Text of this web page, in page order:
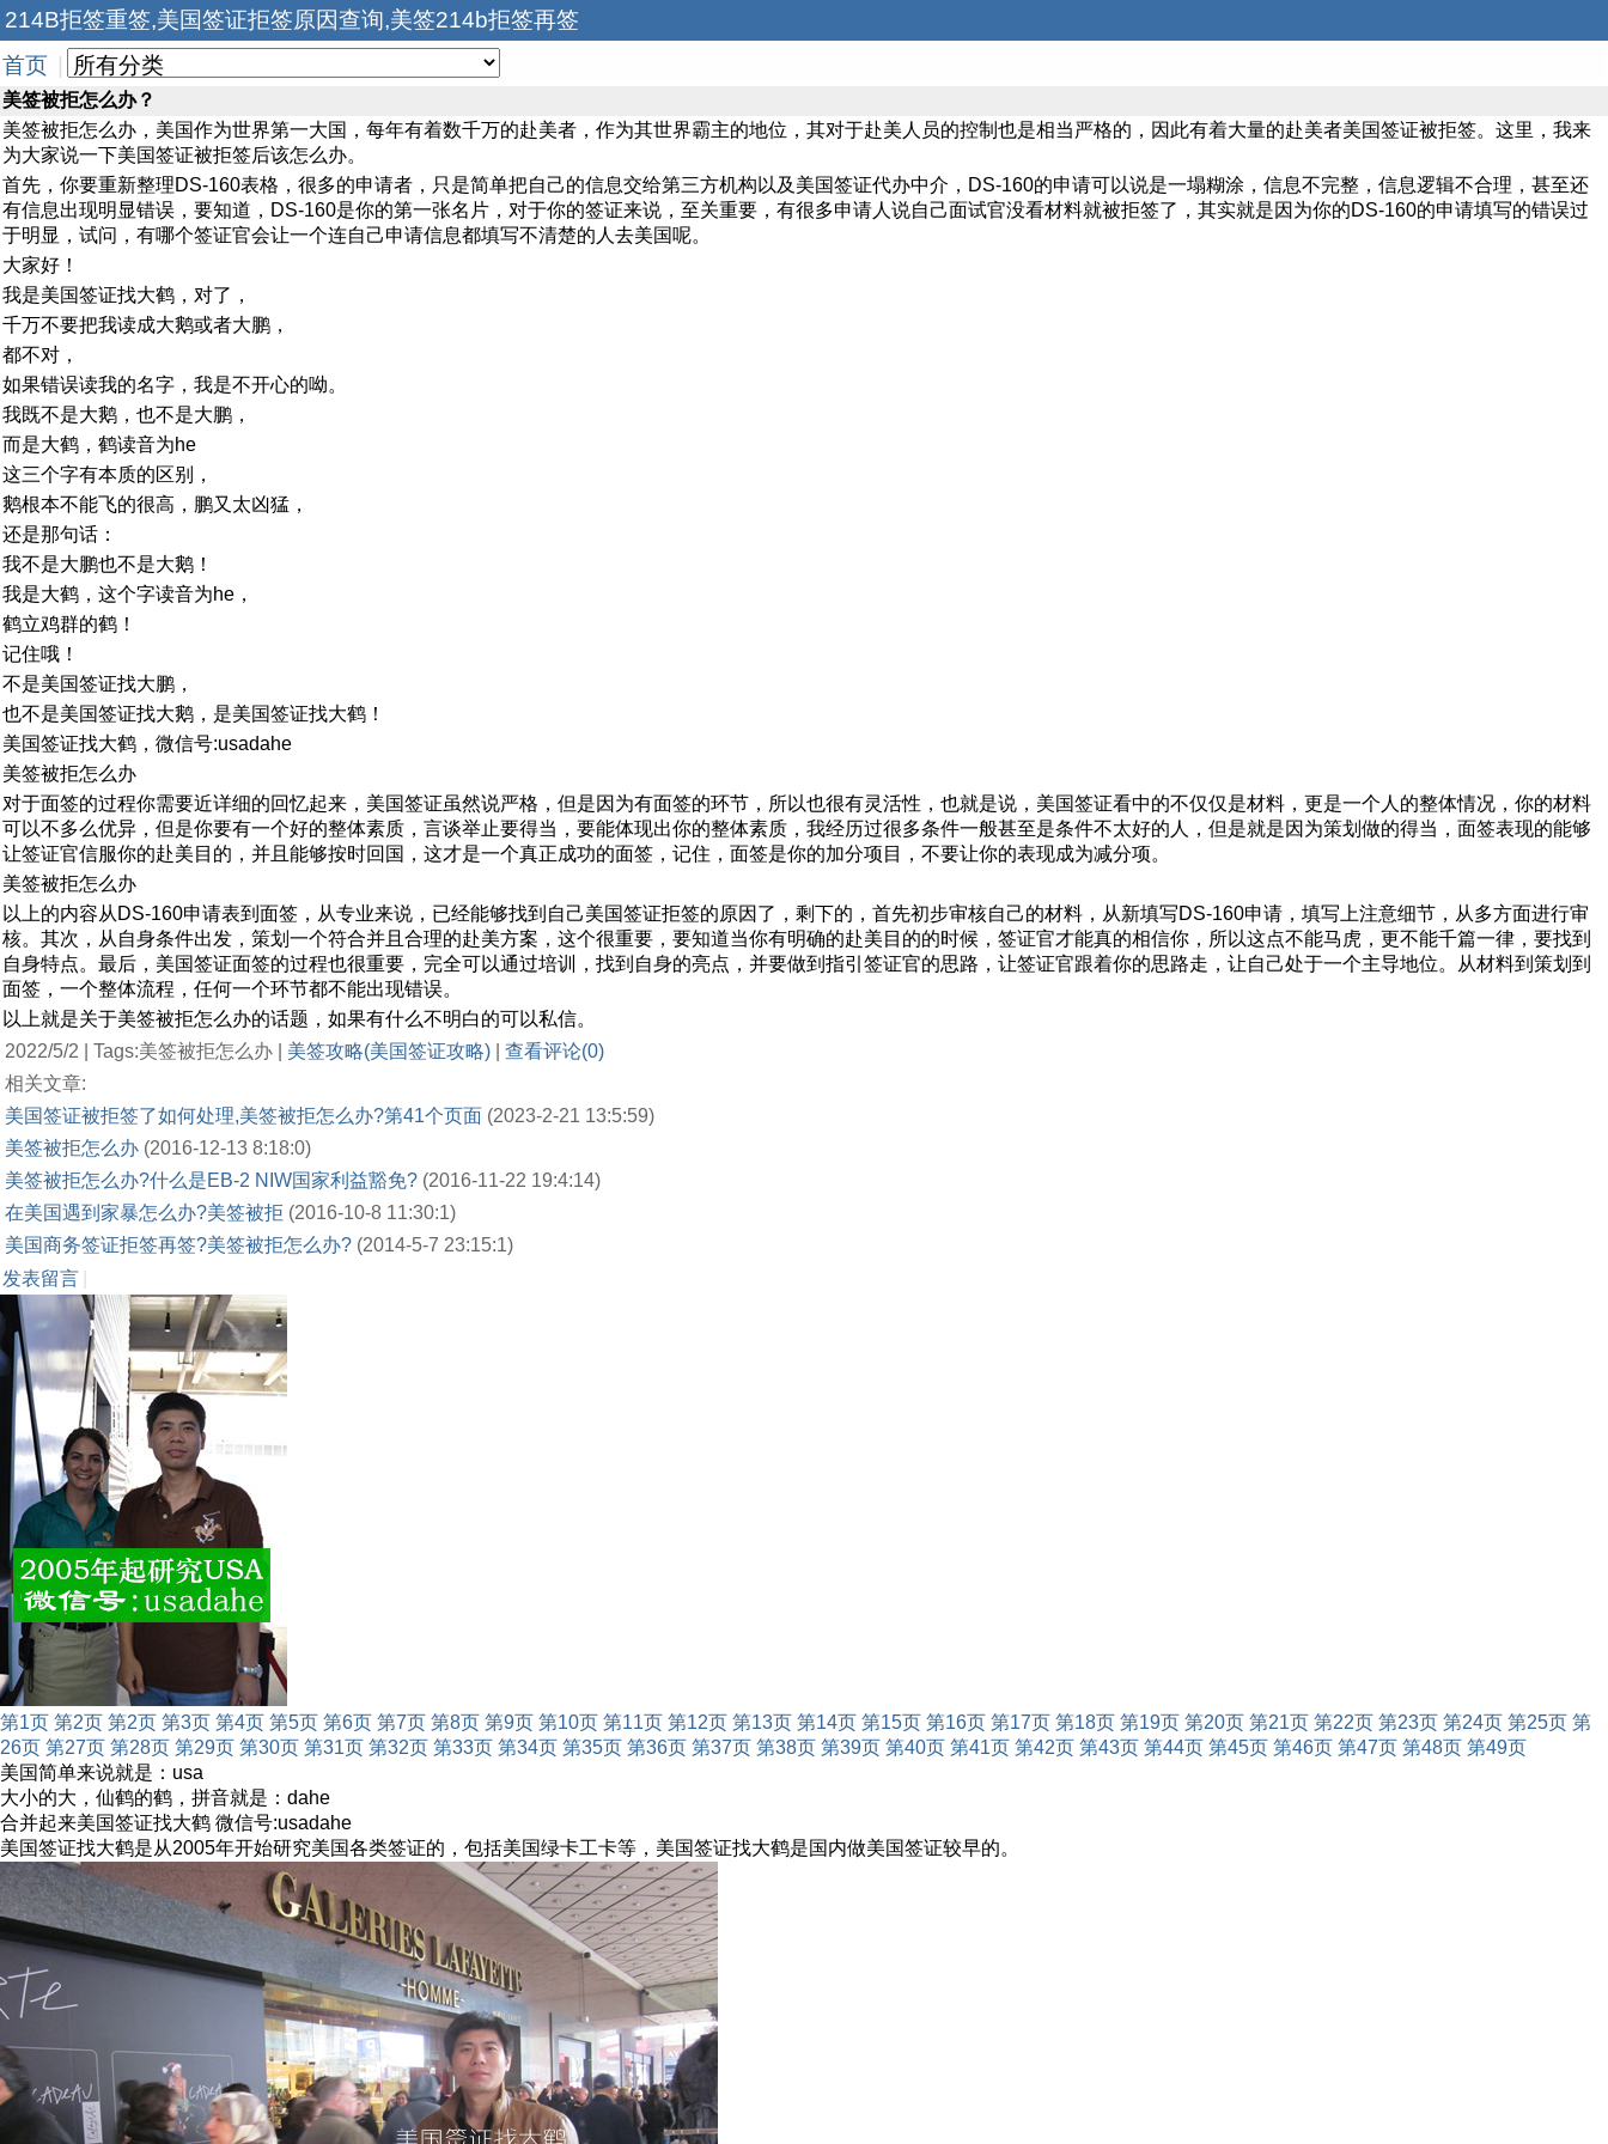
214B拒签重签,美国签证拒签原因查询,美签214b拒签再签
首页
美签被拒怎么办？
美签被拒怎么办，美国作为世界第一大国，每年有着数千万的赴美者，作为其世界霸主的地位，其对于赴美人员的控制也是相当严格的，因此有着大量的赴美者美国签证被拒签。这里，我来
为大家说一下美国签证被拒签后该怎么办。
首先，你要重新整理DS-160表格，很多的申请者，只是简单把自己的信息交给第三方机构以及美国签证代办中介，DS-160的申请可以说是一塌糊涂，信息不完整，信息逻辑不合理，甚至还
有信息出现明显错误，要知道，DS-160是你的第一张名片，对于你的签证来说，至关重要，有很多申请人说自己面试官没看材料就被拒签了，其实就是因为你的DS-160的申请填写的错误过
于明显，试问，有哪个签证官会让一个连自己申请信息都填写不清楚的人去美国呢。
大家好！
我是美国签证找大鹤，对了，
千万不要把我读成大鹅或者大鹏，
都不对，
如果错误读我的名字，我是不开心的呦。
我既不是大鹅，也不是大鹏，
而是大鹤，鹤读音为he
这三个字有本质的区别，
鹅根本不能飞的很高，鹏又太凶猛，
还是那句话：
我不是大鹏也不是大鹅！
我是大鹤，这个字读音为he，
鹤立鸡群的鹤！
记住哦！
不是美国签证找大鹏，
也不是美国签证找大鹅，是美国签证找大鹤！
美国签证找大鹤，微信号:usadahe
美签被拒怎么办
对于面签的过程你需要近详细的回忆起来，美国签证虽然说严格，但是因为有面签的环节，所以也很有灵活性，也就是说，美国签证看中的不仅仅是材料，更是一个人的整体情况，你的材料
可以不多么优异，但是你要有一个好的整体素质，言谈举止要得当，要能体现出你的整体素质，我经历过很多条件一般甚至是条件不太好的人，但是就是因为策划做的得当，面签表现的能够
让签证官信服你的赴美目的，并且能够按时回国，这才是一个真正成功的面签，记住，面签是你的加分项目，不要让你的表现成为减分项。
美签被拒怎么办
以上的内容从DS-160申请表到面签，从专业来说，已经能够找到自己美国签证拒签的原因了，剩下的，首先初步审核自己的材料，从新填写DS-160申请，填写上注意细节，从多方面进行审
核。其次，从自身条件出发，策划一个符合并且合理的赴美方案，这个很重要，要知道当你有明确的赴美目的的时候，签证官才能真的相信你，所以这点不能马虎，更不能千篇一律，要找到
自身特点。最后，美国签证面签的过程也很重要，完全可以通过培训，找到自身的亮点，并要做到指引签证官的思路，让签证官跟着你的思路走，让自己处于一个主导地位。从材料到策划到
面签，一个整体流程，任何一个环节都不能出现错误。
以上就是关于美签被拒怎么办的话题，如果有什么不明白的可以私信。
2022/5/2 | Tags:美签被拒怎么办 | 美签攻略(美国签证攻略)
查看评论(0)
相关文章:
美国签证被拒签了如何处理,美签被拒怎么办?第41个页面 (2023-2-21 13:5:59)
美签被拒怎么办 (2016-12-13 8:18:0)
美签被拒怎么办?什么是EB-2 NIW国家利益豁免? (2016-11-22 19:4:14)
在美国遇到家暴怎么办?美签被拒 (2016-10-8 11:30:1)
美国商务签证拒签再签?美签被拒怎么办? (2014-5-7 23:15:1)
发表留言
第1页 第2页 第2页 第3页 第4页 第5页 第6页 第7页 第8页 第9页 第10页 第11页 第12页 第13页 第14页 第15页 第16页 第17页 第18页 第19页 第20页 第21页 第22页 第23页 第24页 第25页 第
26页 第27页 第28页 第29页 第30页 第31页 第32页 第33页 第34页 第35页 第36页 第37页 第38页 第39页 第40页 第41页 第42页 第43页 第44页 第45页 第46页 第47页 第48页 第49页
美国简单来说就是：usa
大小的大，仙鹤的鹤，拼音就是：dahe
合并起来美国签证找大鹤 微信号:usadahe
美国签证找大鹤是从2005年开始研究美国各类签证的，包括美国绿卡工卡等，美国签证找大鹤是国内做美国签证较早的。